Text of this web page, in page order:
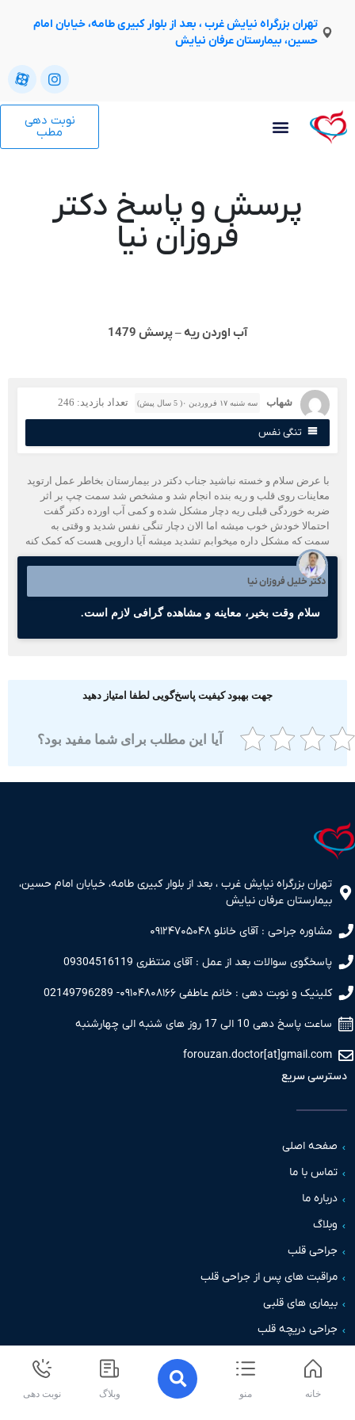
تهران بزرگراه نیایش غرب ، بعد از بلوار کبیری طامه، خیابان امام
حسین، بیمارستان عرفان نیایش
نوبت دهی
پرسش و پاسخ دکتر
فروزان نیا
آب اوردن ریه – پرسش 1479
شهاب سه شنبه ۱۷ فروردین ۰( 5 سال پیش) تعداد بازدید: 246
تنگی نفس
عرض سلام و خسته نباشید جناب دکتر در بیمارستان بخاطر عمل ارتوپد
روی قلب و ریه بنده انجام شد و مشخص شد سمت چپ بر اثر
خوردگی قبلی ریه دچار مشکل شده و کمی آب اورده دکتر گفت
خودش خوب میشه اما الان دچار تنگی نفس شدید و وقتی به
که مشکل داره میخوابم تشدید میشه آیا دارویی هست که کمک کنه
دکتر خلیل فروزان نیا
سلام وقت بخیر، معاینه و مشاهده گرافی لازم است.
جهت بهبود کیفیت پاسخ‌گویی لطفا امتیاز دهید
آیا این مطلب برای شما مفید بود؟
بزرگراه نیایش غرب ، بعد از بلوار کبیری طامه، خیابان امام حسین،
عرفان نیایش
جراحی : آقای خانلو ۰۹۱۲۴۷۰۵۰۴۸
سوالات بعد از عمل : آقای منتظری 09304516119
و نوبت دهی : خانم عاطفی ۰۹۱۰۴۸۰۸۱۶۶- 02149796289
دهی 10 الی 17 روز های شنبه الی چهارشنبه
سریع
اصلی
با ما
ما
قلب
های پس از جراحی قلب
های قلبی
دریچه قلب
نوبت دهی